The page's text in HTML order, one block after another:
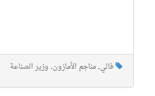
فالي, مناجم الأمازون, وزير الصناعة